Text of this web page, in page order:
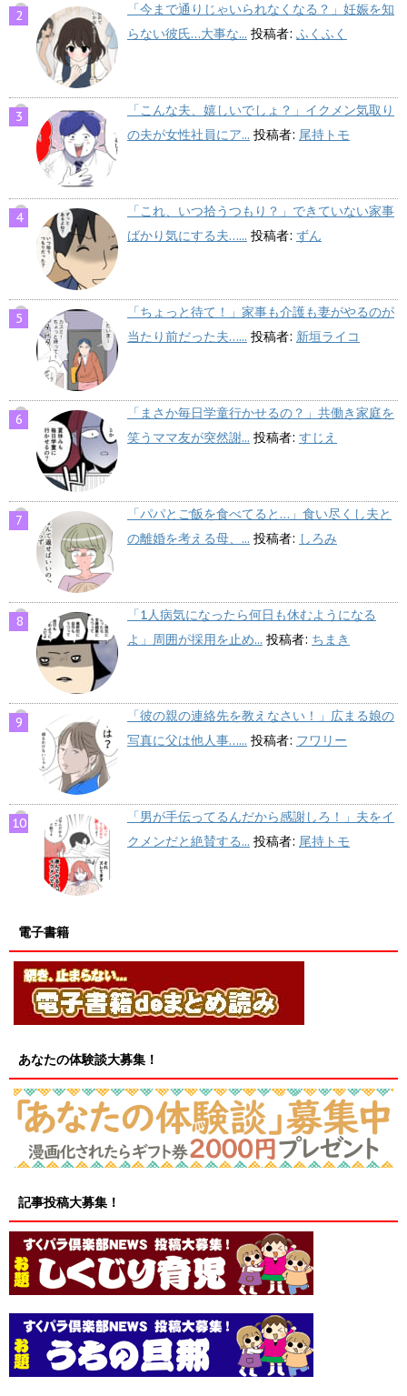
「今まで通りじゃいられなくなる？」妊娠を知
らない彼氏…大事な... 投稿者: ふくふく
「こんな夫、嬉しいでしょ？」イクメン気取り
の夫が女性社員にア... 投稿者: 尾持トモ
「これ、いつ拾うつもり？」できていない家事
ばかり気にする夫…... 投稿者: ずん
「ちょっと待て！」家事も介護も妻がやるのが
当たり前だった夫…... 投稿者: 新垣ライコ
「まさか毎日学童行かせるの？」共働き家庭を
笑うママ友が突然謝... 投稿者: すじえ
「パパとご飯を食べてると…」食い尽くし夫と
の離婚を考える母、... 投稿者: しろみ
「1人病気になったら何日も休むようになる
よ」周囲が採用を止め... 投稿者: ちまき
「彼の親の連絡先を教えなさい！」広まる娘の
写真に父は他人事…... 投稿者: フワリー
「男が手伝ってるんだから感謝しろ！」夫をイ
クメンだと絶賛する... 投稿者: 尾持トモ
電子書籍
あなたの体験談大募集！
記事投稿大募集！